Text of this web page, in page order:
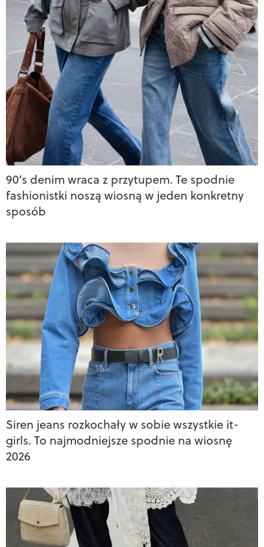
90’s denim wraca z przytupem. Te spodnie
fashionistki noszą wiosną w jeden konkretny
sposób
Siren jeans rozkochały w sobie wszystkie it-
girls. To najmodniejsze spodnie na wiosnę
2026